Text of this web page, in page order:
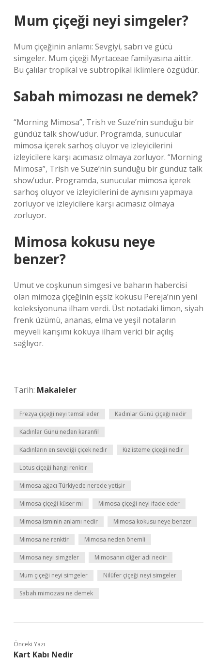
Mum çiçeği neyi simgeler?
Mum çiçeğinin anlamı: Sevgiyi, sabrı ve gücü
simgeler. Mum çiçeği Myrtaceae familyasına aittir.
Bu çalılar tropikal ve subtropikal iklimlere özgüdür.
Sabah mimozası ne demek?
“Morning Mimosa”, Trish ve Suze’nin sunduğu bir
gündüz talk show’udur. Programda, sunucular
mimosa içerek sarhoş oluyor ve izleyicilerini
izleyicilere karşı acımasız olmaya zorluyor. “Morning
Mimosa”, Trish ve Suze’nin sunduğu bir gündüz talk
show’udur. Programda, sunucular mimosa içerek
sarhoş oluyor ve izleyicilerini de aynısını yapmaya
zorluyor ve izleyicilere karşı acımasız olmaya
zorluyor.
Mimosa kokusu neye
benzer?
Umut ve coşkunun simgesi ve baharın habercisi
olan mimoza çiçeğinin eşsiz kokusu Pereja’nın yeni
koleksiyonuna ilham verdi. Üst notadaki limon, siyah
frenk üzümü, ananas, elma ve yeşil notaların
meyveli karışımı kokuya ilham verici bir açılış
sağlıyor.
Tarih: Makaleler
Frezya çiçeği neyi temsil eder Kadınlar Günü çiçeği nedir
Kadınlar Günü neden karanfil
Kadınların en sevdiği çiçek nedir Kız isteme çiçeği nedir
Lotus çiçeği hangi renktir
Mimosa ağacı Türkiyede nerede yetişir
Mimosa çiçeği küser mi Mimosa çiçeği neyi ifade eder
Mimosa isminin anlamı nedir Mimosa kokusu neye benzer
Mimosa ne renktir Mimosa neden önemli
Mimosa neyi simgeler Mimosanın diğer adı nedir
Mum çiçeği neyi simgeler Nilüfer çiçeği neyi simgeler
Sabah mimozası ne demek
Önceki Yazı
Kart Kabı Nedir